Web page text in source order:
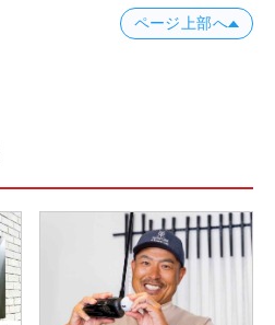
ページ上部へ